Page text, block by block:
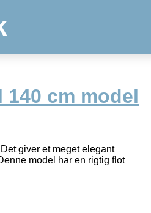
140 cm model
giver et meget elegant
model har en rigtig flot